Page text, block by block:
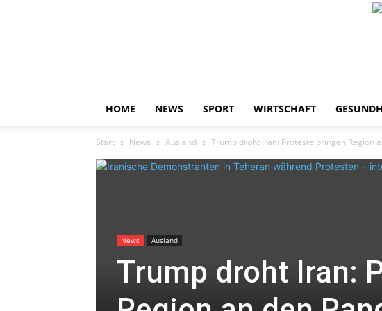
HOME NEWS SPORT WIRTSCHAFT
Start News Ausland Trump droht Iran: Proteste bringen Region
News Ausland
Trump droht Iran: